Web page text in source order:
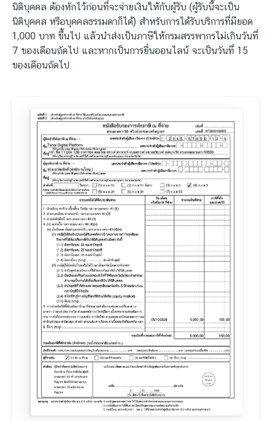
นิติบุคคล ต้องหักไว้ก่อนที่จะจ่ายเงินให้กับผู้รับ (ผู้รับนี้จะเป็น
นิติบุคคล หรือบุคคลธรรมดาก็ได้) สำหรับการได้รับบริการที่มียอด
1,000 บาท ขึ้นไป แล้วนำส่งเป็นภาษีให้กรมสรรพากรไม่เกินวันที่
7 ของเดือนถัดไป และหากเป็นการยื่นออนไลน์ จะเป็นวันที่ 15
ของเดือนถัดไป